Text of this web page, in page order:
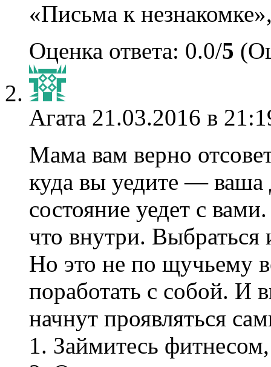
«Письма к
Оценка ответа: 0.0/5
Агата 21.03.2016 в
Мама вам верно
куда вы уедите — ваша
состояние уедет с
что внутри. Выбраться
Но это не по щучьему
поработать с собой. И
начнут проявляться
1. Займитесь